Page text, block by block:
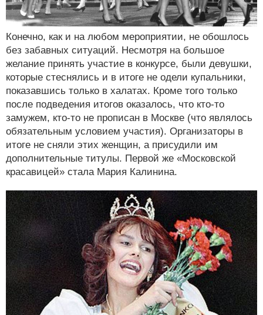
Конечно, как и на любом мероприятии, не обошлось
без забавных ситуаций. Несмотря на большое
желание принять участие в конкурсе, были девушки,
которые стеснялись и в итоге не одели купальники,
показавшись только в халатах. Кроме того только
после подведения итогов оказалось, что кто-то
замужем, кто-то не прописан в Москве (что являлось
обязательным условием участия). Организаторы в
итоге не сняли этих женщин, а присудили им
дополнительные титулы. Первой же «Московской
красавицей» стала Мария Калинина.